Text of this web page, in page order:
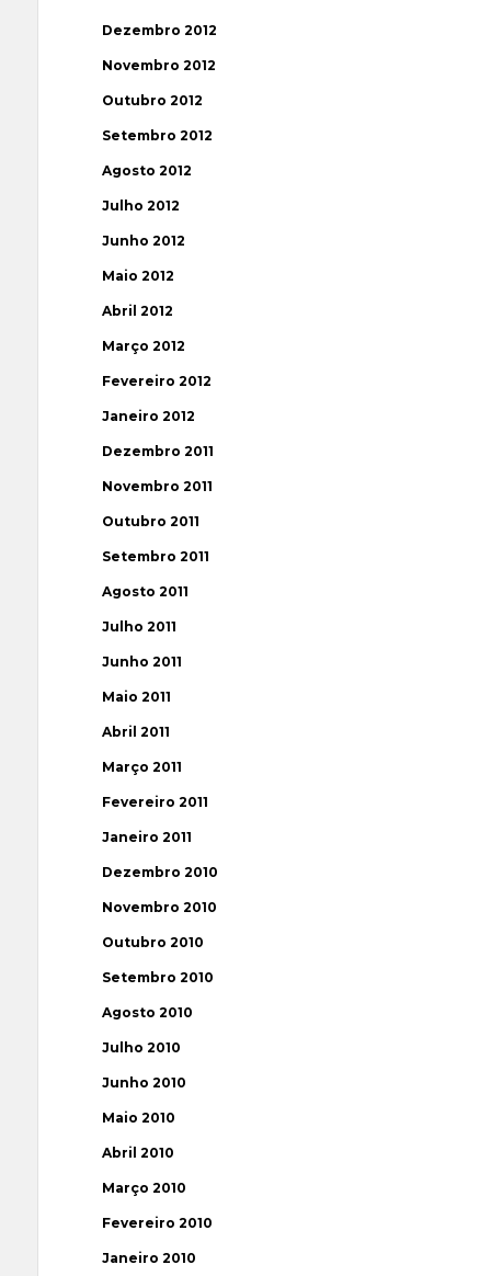
Dezembro 2012
Novembro 2012
Outubro 2012
Setembro 2012
Agosto 2012
Julho 2012
Junho 2012
Maio 2012
Abril 2012
Março 2012
Fevereiro 2012
Janeiro 2012
Dezembro 2011
Novembro 2011
Outubro 2011
Setembro 2011
Agosto 2011
Julho 2011
Junho 2011
Maio 2011
Abril 2011
Março 2011
Fevereiro 2011
Janeiro 2011
Dezembro 2010
Novembro 2010
Outubro 2010
Setembro 2010
Agosto 2010
Julho 2010
Junho 2010
Maio 2010
Abril 2010
Março 2010
Fevereiro 2010
Janeiro 2010